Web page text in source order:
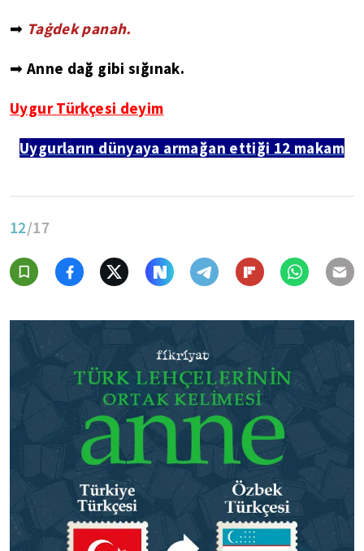
➡ Taġdek panah.
➡ Anne dağ gibi sığınak.
Uygur Türkçesi deyim
Uygurların dünyaya armağan ettiği 12 makam
12/17